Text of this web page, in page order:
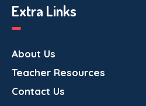
Extra Links
About Us
Teacher Resources
Contact Us